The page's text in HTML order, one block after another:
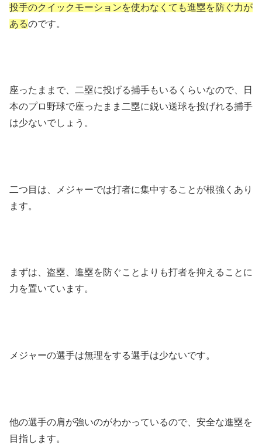
投手のクイックモーションを使わなくても進塁を防ぐ力が
あるのです。
座ったままで、二塁に投げる捕手もいるくらいなので、日
本のプロ野球で座ったまま二塁に鋭い送球を投げれる捕手
は少ないでしょう。
二つ目は、メジャーでは打者に集中することが根強くあり
ます。
まずは、盗塁、進塁を防ぐことよりも打者を抑えることに
力を置いています。
メジャーの選手は無理をする選手は少ないです。
他の選手の肩が強いのがわかっているので、安全な進塁を
目指します。